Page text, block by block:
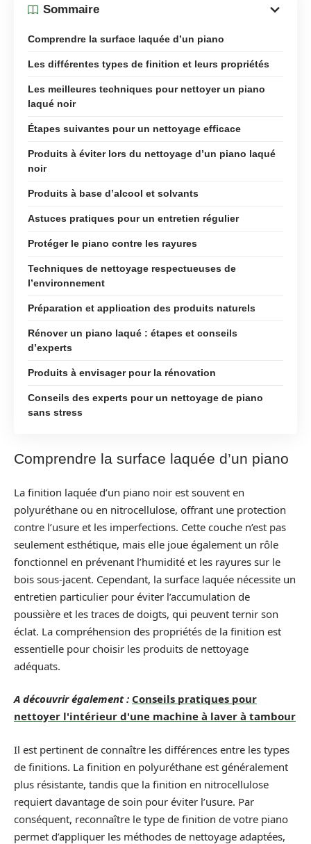
Sommaire
Comprendre la surface laquée d’un piano
Les différentes types de finition et leurs propriétés
Les meilleures techniques pour nettoyer un piano
laqué noir
Étapes suivantes pour un nettoyage efficace
Produits à éviter lors du nettoyage d’un piano laqué
noir
Produits à base d’alcool et solvants
Astuces pratiques pour un entretien régulier
Protéger le piano contre les rayures
Techniques de nettoyage respectueuses de
l’environnement
Préparation et application des produits naturels
Rénover un piano laqué : étapes et conseils
d’experts
Produits à envisager pour la rénovation
Conseils des experts pour un nettoyage de piano
sans stress
Comprendre la surface laquée d’un piano
La finition laquée d’un piano noir est souvent en
polyuréthane ou en nitrocellulose, offrant une protection
contre l’usure et les imperfections. Cette couche n’est pas
seulement esthétique, mais elle joue également un rôle
fonctionnel en prévenant l’humidité et les rayures sur le
bois sous-jacent. Cependant, la surface laquée nécessite un
entretien particulier pour éviter l’accumulation de
poussière et les traces de doigts, qui peuvent ternir son
éclat. La compréhension des propriétés de la finition est
essentielle pour choisir les produits de nettoyage
adéquats.
A découvrir également : Conseils pratiques pour
nettoyer l'intérieur d'une machine à laver à tambour
Il est pertinent de connaître les différences entre les types
de finitions. La finition en polyuréthane est généralement
plus résistante, tandis que la finition en nitrocellulose
requiert davantage de soin pour éviter l’usure. Par
conséquent, reconnaître le type de finition de votre piano
permet d’appliquer les méthodes de nettoyage adaptées,